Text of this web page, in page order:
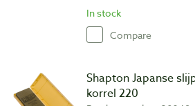
In stock
Compare
Shapton Japanse
korrel 220